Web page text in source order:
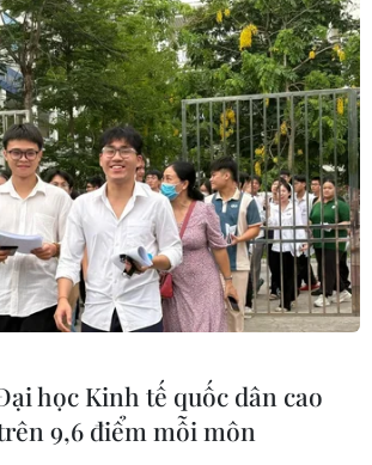
học Kinh tế quốc dân cao
9,6 điểm mỗi môn